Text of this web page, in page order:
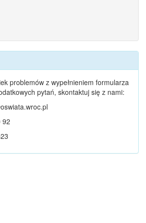
problemów z wypełnieniem formularza
pytań, skontaktuj się z nami:
92